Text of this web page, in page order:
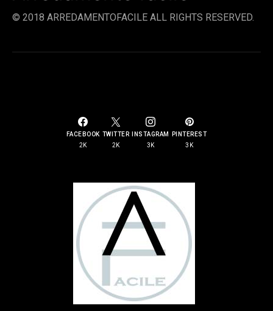
© 2018 ARREDAMENTOFACILE ALL RIGHTS RESERVED.
FACEBOOK
2K
TWITTER
2K
INSTAGRAM
3K
PINTEREST
3K